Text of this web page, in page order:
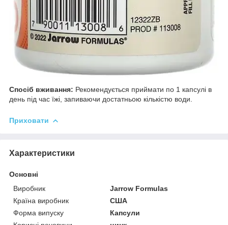
Спосіб вживання: Рекомендується приймати по 1 капсулі в
день під час їжі, запиваючи достатньою кількістю води.
Приховати
Характеристики
Основні
Виробник
Jarrow Formulas
Країна виробник
США
Форма випуску
Капсули